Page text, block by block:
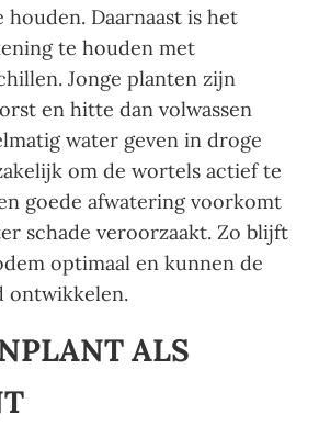
Daarnaast is het
te houden met
Jonge planten zijn
en hitte dan volwassen
water geven in droge
om de wortels actief te
goede afwatering voorkomt
schade veroorzaakt. Zo blijft
optimaal en kunnen de
ontwikkelen.
ALS